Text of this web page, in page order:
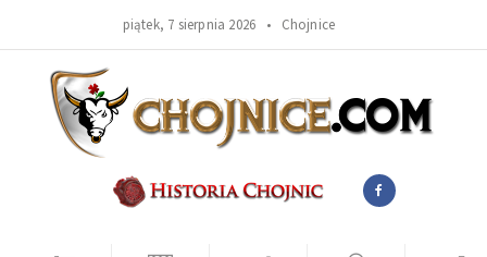
piątek, 7 sierpnia 2026 • Chojnice